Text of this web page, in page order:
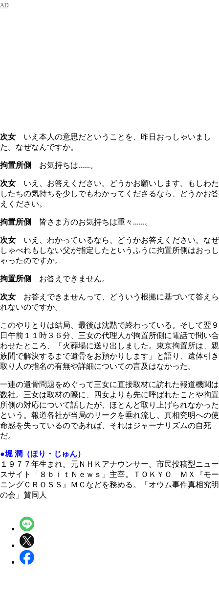
次女 いえ本人の意思だということを、昨日おっしゃいまし
た。なぜなんですか。
拘置所側 お気持ちは......。
次女 いえ、お答えください。どうかお願いします。もしわた
したちの気持ちを少しでもわかってくださるなら、どうかお答
えください。
拘置所側 皆さま方のお気持ちは重々......。
次女 いえ、わかっているなら、どうかお答えください。なぜ
しゃべれもしない父が指定したというふうに拘置所側はおっし
ゃったのですか。
拘置所側 お答えできません。
次女 お答えできませんって、どういう根拠に基づいて答えら
れないのですか。
このやりとりは結局、最後は沈黙で終わっている。そして翌９
日午前１１時３６分、三女の代理人が拘置所側に電話で問い合
わせたところ、「火葬場に送り出しました。東京拘置所は、親
族間で解決するまで遺骨をお預かりします」と語り、遺体引き
取り人の指名の有無や詳細についての言及はなかった。
一連の遺骨問題をめぐって三女に直接取材に訪れた報道機関は
数社。三女は取材の際に、四女よりも先に呼ばれたことや拘置
所側の対応について話したが、ほとんど取り上げられなかった
という。報道各社が当局のリークを垂れ流し、真相究明への使
命感を失っているのであれば、それはジャーナリズムの自死
だ。
●堀 潤（ほり・じゅん）
１９７７年生まれ。元ＮＨＫアナウンサー。市民投稿型ニュー
スサイト「８ｂｉｔＮｅｗｓ」主宰。ＴＯＫＹＯ ＭＸ『モー
ニングＣＲＯＳＳ』ＭＣなどを務める。「オウム事件真相究明
の会」賛同人